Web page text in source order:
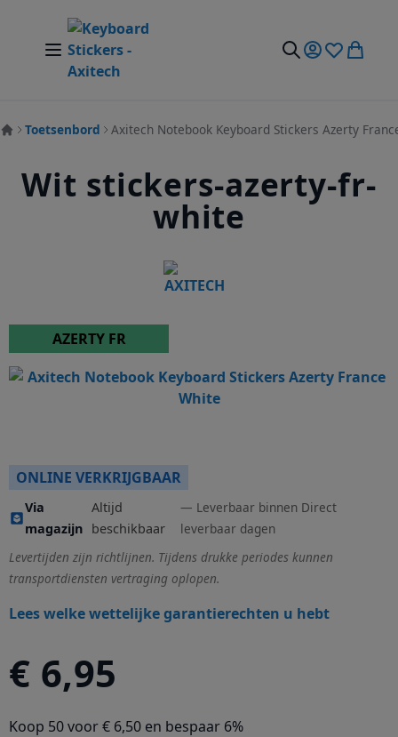
Ga naar de inhoud
Nav Aan/Uit Schakelen Mijn account
Verlanglijst
Toetsenbord Axitech Notebook Keyboard Stickers Azerty
Wit stickers-azerty-fr-
white
AZERTY FR
ONLINE VERKRIJGBAAR
Via
magazijn
Altijd
beschikbaar
Leverbaar binnen Direct
leverbaar dagen
Levertijden zijn richtlijnen. Tijdens drukke periodes kunnen
transportdiensten vertraging oplopen.
Lees welke wettelijke garantierechten u hebt
€ 6,95
Koop 50 voor€ 6,50 en bespaar 6%